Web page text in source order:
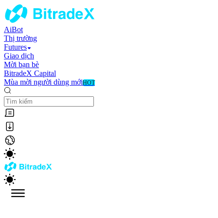
AiBot
Thị trường
Futures
Giao dịch
Mời bạn bè
BitradeX Capital
Mùa mời người dùng mớiHOT